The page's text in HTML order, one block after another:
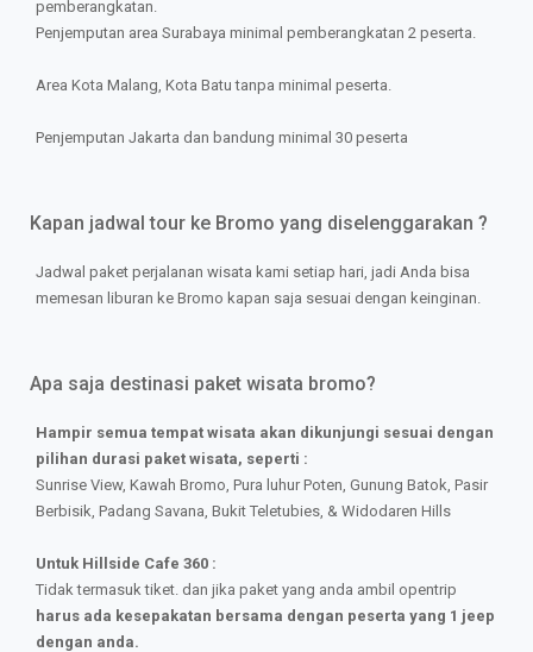
pemberangkatan.
Penjemputan area Surabaya minimal pemberangkatan 2 peserta.
Area Kota Malang, Kota Batu tanpa minimal peserta.
Penjemputan Jakarta dan bandung minimal 30 peserta
Kapan jadwal tour ke Bromo yang diselenggarakan ?
Jadwal paket perjalanan wisata kami setiap hari, jadi Anda bisa
memesan liburan ke Bromo kapan saja sesuai dengan keinginan.
Apa saja destinasi paket wisata bromo?
Hampir semua tempat wisata akan dikunjungi sesuai dengan
pilihan durasi paket wisata, seperti :
Sunrise View, Kawah Bromo, Pura luhur Poten, Gunung Batok, Pasir
Berbisik, Padang Savana, Bukit Teletubies, & Widodaren Hills
Untuk Hillside Cafe 360 :
Tidak termasuk tiket. dan jika paket yang anda ambil opentrip
harus ada kesepakatan bersama dengan peserta yang 1 jeep
dengan anda.